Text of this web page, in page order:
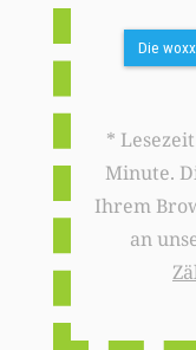
Die
*
Minute.
Ihrem
an